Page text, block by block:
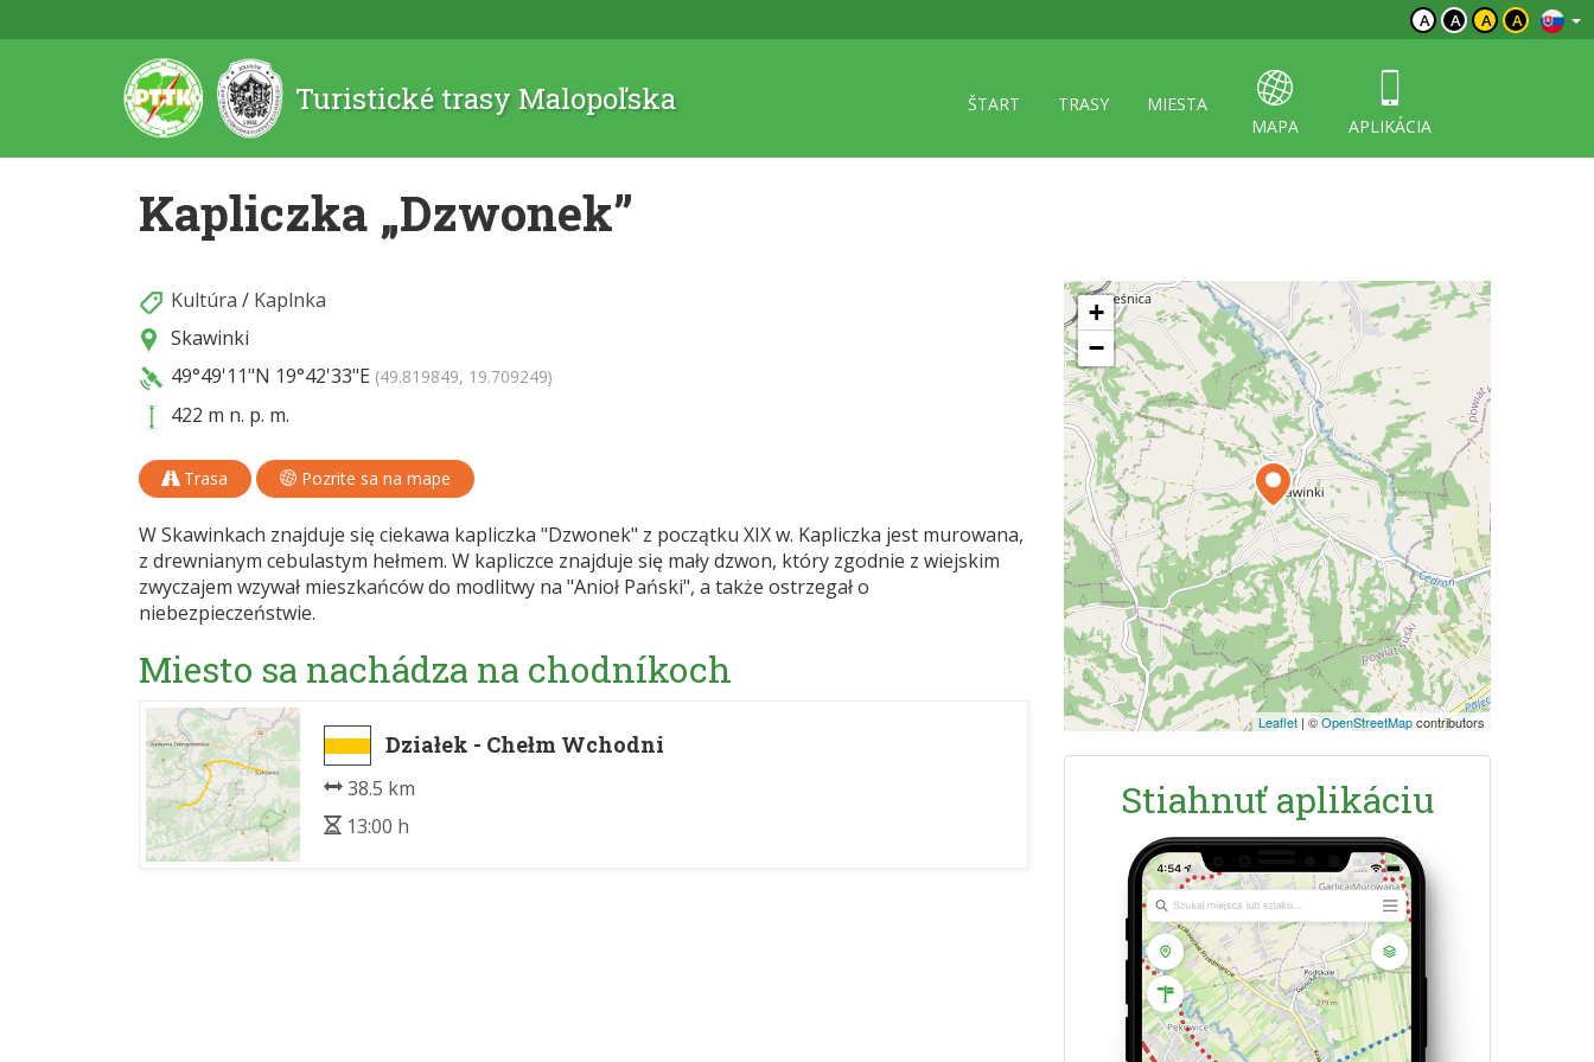
A A A A
Turistické trasy Malopoľska ŠTART TRASY
MIESTA
MAPA
APLIKÁCIA
Kapliczka „Dzwonek”
Kultúra / Kaplnka
Skawinki
49°49'11"N 19°42'33"E (49.819849, 19.709249)
422 m n. p. m.
Trasa Pozrite sa na mape
W Skawinkach znajduje się ciekawa kapliczka "Dzwonek" z początku XIX w. Kapliczka jest murowana,
z drewnianym cebulastym hełmem. W kapliczce znajduje się mały dzwon, który zgodnie z wiejskim
zwyczajem wzywał mieszkańców do modlitwy na "Anioł Pański", a także ostrzegał o
niebezpieczeństwie.
Miesto sa nachádza na chodníkoch
Działek - Chełm Wchodni
38.5 km
13:00 h
+
−
Leaflet | ©OpenStreetMapcontributors
Stiahnuť aplikáciu